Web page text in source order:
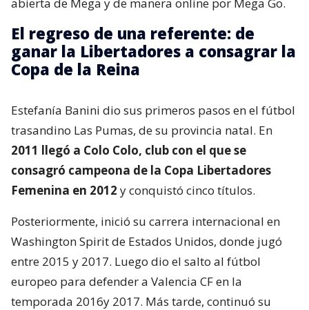
El regreso de una referente: de
ganar la Libertadores a consagrar la
Copa de la Reina
Estefanía Banini dio sus primeros pasos en el fútbol
trasandino Las Pumas, de su provincia natal. En
2011 llegó a Colo Colo, club con el que se
consagró campeona de la Copa Libertadores
Femenina en 2012 y conquistó cinco títulos.
Posteriormente, inició su carrera internacional en
Washington Spirit de Estados Unidos, donde jugó
entre 2015 y 2017. Luego dio el salto al fútbol
europeo para defender a Valencia CF en la
temporada 2016y 2017. Más tarde, continuó su